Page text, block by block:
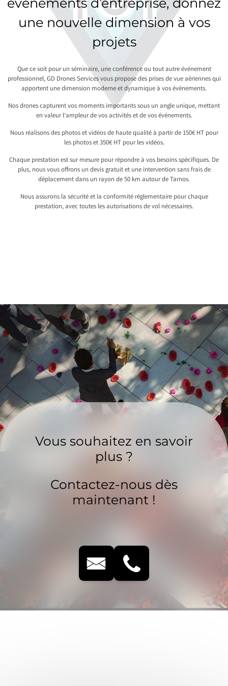
une nouvelle dimension à vos
projets
Que ce soit pour un séminaire, une conférence ou tout autre événement
professionnel, GD Drones Services vous propose des prises de vue aériennes qui
apportent une dimension moderne et dynamique à vos événements.
Nos drones capturent vos moments importants sous un angle unique, mettant
en valeur l’ampleur de vos activités et de vos événements.
Nous réalisons des photos et vidéos de haute qualité à partir de 150€ HT pour
les photos et 350€ HT pour les vidéos.
Chaque prestation est sur mesure pour répondre à vos besoins spécifiques. De
plus, nous vous offrons un devis gratuit et une intervention sans frais de
déplacement dans un rayon de 50 km autour de Tarnos.
Nous assurons la sécurité et la conformité réglementaire pour chaque
prestation, avec toutes les autorisations de vol nécessaires.
Vous souhaitez en savoir
plus ?
Contactez-nous dès
maintenant !